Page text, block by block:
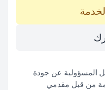
المسؤولية عن جودة
من قبل مقدمي